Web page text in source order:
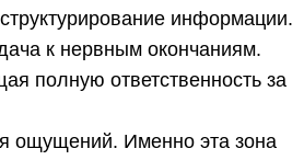
информации.
к нервным окончаниям.
полную ответственность за
ощущений. Именно эта зона